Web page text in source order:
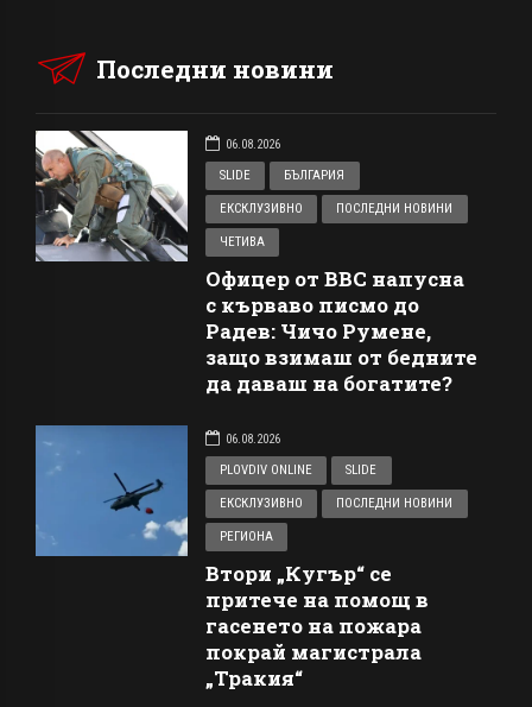
Последни новини
06.08.2026
SLIDE
БЪЛГАРИЯ
ЕКСКЛУЗИВНО ПОСЛЕДНИ НОВИНИ
ЧЕТИВА
Офицер от ВВС напусна
с кърваво писмо до
Радев: Чичо Румене,
защо взимаш от бедните
да даваш на богатите?
06.08.2026
PLOVDIV ONLINE
SLIDE
ЕКСКЛУЗИВНО ПОСЛЕДНИ НОВИНИ
РЕГИОНА
Втори „Кугър“ се
притече на помощ в
гасенето на пожара
покрай магистрала
„Тракия“